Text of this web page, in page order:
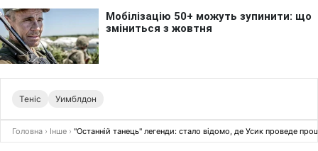
Теніс Уимблдон
Головна › Інше › "Останній танець" легенди: стало відомо, де Усик проведе